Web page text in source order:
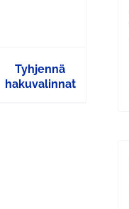
Tyhjennä
hakuvalinnat